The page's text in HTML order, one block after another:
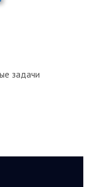
задачи